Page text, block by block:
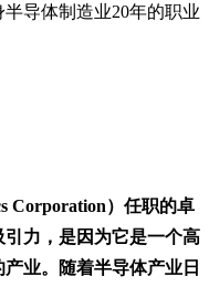
导体制造业20年的职业
Corporation）任职的卓
力，是因为它是一个高
业。随着半导体产业日